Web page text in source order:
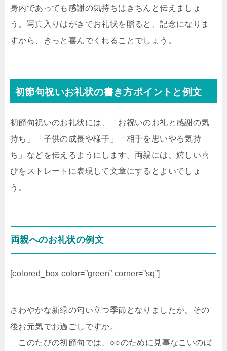
身内であっても感謝の気持ちはきちんと伝えましょ
う。写真入りはがきでお礼状を贈ると、記念になりま
すから、きっと喜んでくれることでしょう。
初節句祝いお礼状の書き方ポイントと例文
初節句祝いのお礼状には、「お祝いのお礼と感謝の気
持ち」「子供の成長や様子」「相手を思いやる気持
ち」などを伝えるようにします。両親には、嬉しい喜
びをストレートに表現して文章にするとよいでしょ
う。
両親へのお礼状の例文
[colored_box color=”green” corner=”sq”]
さわやかな新緑の匂い立つ季節となりましたが、その
後お元気でお過ごしですか。
このたびの初節句では、○○のために見事なこいのぼ